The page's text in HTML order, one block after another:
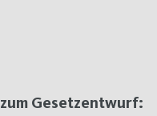
Gesetzentwurf: